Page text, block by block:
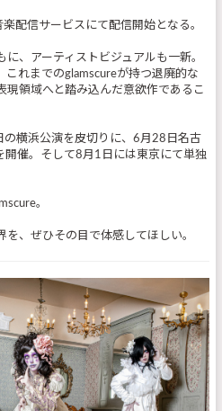
配信サービスにて配信開始となる。
、アーティストビジュアルも一新。
これまでのglamscureが持つ退廃的な
現領域へと踏み込んだ意欲作であるこ
横浜公演を皮切りに、6月28日名古
催。そして8月1日には東京にて単独
。
、ぜひその目で体感してほしい。